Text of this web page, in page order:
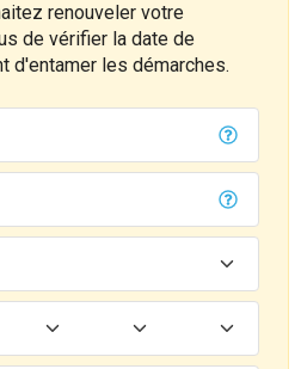
renouveler votre
de vérifier la date de
d'entamer les démarches.